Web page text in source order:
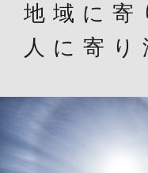
地域に寄
人に寄り